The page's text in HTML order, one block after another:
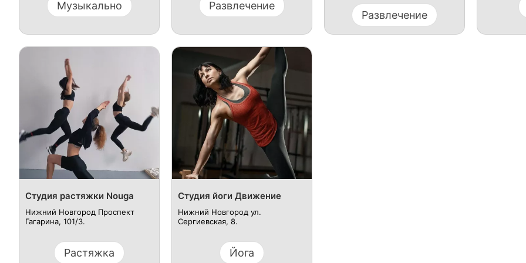
Музыкально Развлечение
Развлечение
Студия растяжки Nouga
Нижний Новгород Проспект
Гагарина, 101/3.
Растяжка
Студия йоги Движение
Нижний Новгород ул.
Сергиевская, 8.
Йога